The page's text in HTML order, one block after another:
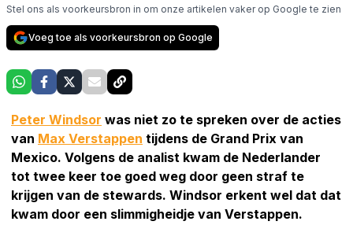
Stel ons als voorkeursbron in om onze artikelen vaker op Google te zien
Voeg toe als voorkeursbron op Google
Peter Windsor was niet zo te spreken over de acties
van Max Verstappen tijdens de Grand Prix van
Mexico. Volgens de analist kwam de Nederlander
tot twee keer toe goed weg door geen straf te
krijgen van de stewards. Windsor erkent wel dat dat
kwam door een slimmigheidje van Verstappen.